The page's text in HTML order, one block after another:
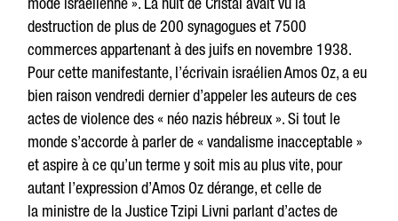
destruction de plus de 200 synagogues et 7500
commerces appartenant à des juifs en novembre 1938.
Pour cette manifestante, l’écrivain israélien Amos Oz, a eu
bien raison vendredi dernier d’appeler les auteurs de ces
actes de violence des « néo nazis hébreux ». Si tout le
monde s’accorde à parler de « vandalisme inacceptable »
et aspire à ce qu’un terme y soit mis au plus vite, pour
autant l’expression d’Amos Oz dérange, et celle de
la ministre de la Justice Tzipi Livni parlant d’actes de